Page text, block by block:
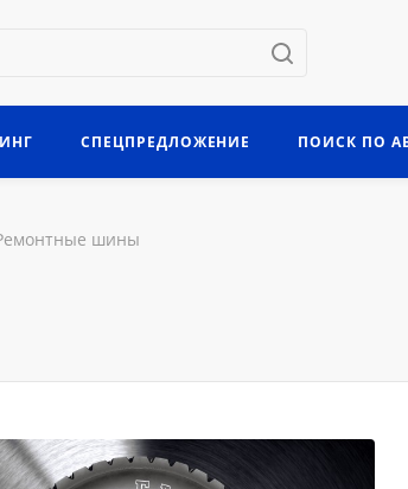
СПЕЦПРЕДЛОЖЕНИЕ ПОИСК ПО
шины